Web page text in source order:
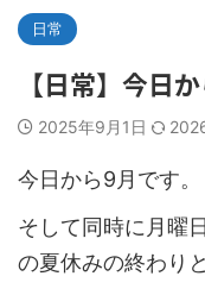
日常
【日常】今日
2025年9月1日
今日から9月です。
そして同時に月曜
の夏休みの終わり